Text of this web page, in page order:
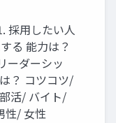
採用したい人
る 能力は？
ーダーシッ
？ コツコツ/
活/ バイト/
性/ 女性